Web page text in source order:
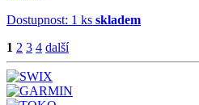
Dostupnost: 1 ks skladem
1 2 3 4 další